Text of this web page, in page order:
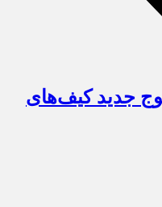
جدید کیف‌های